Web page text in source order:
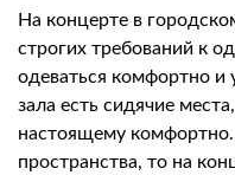
На концерте в
строгих требований к
одеваться комфортно и
зала есть сидячие
настоящему комфортно.
пространства, то на